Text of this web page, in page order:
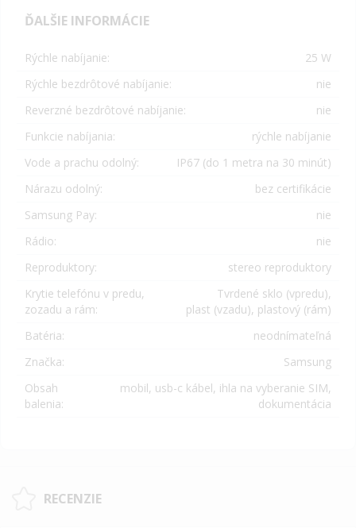
ĎALŠIE INFORMÁCIE
Rýchle nabíjanie:
25 W
Rýchle bezdrôtové nabíjanie:
nie
Reverzné bezdrôtové nabíjanie:
nie
Funkcie nabíjania:
rýchle nabíjanie
Vode a prachu odolný:
IP67 (do 1 metra na 30 minút)
Nárazu odolný:
bez certifikácie
Samsung Pay:
nie
Rádio:
nie
Reproduktory:
stereo reproduktory
Krytie telefónu v predu,
zozadu a rám:
Tvrdené sklo (vpredu),
plast (vzadu), plastový (rám)
Batéria:
neodnímateľná
Značka:
Samsung
Obsah
balenia:
mobil, usb-c kábel, ihla na vyberanie SIM,
dokumentácia
RECENZIE